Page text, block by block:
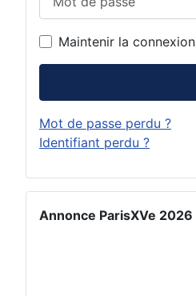
Maintenir la connexion
Mot de passe perdu ?
Identifiant perdu ?
Annonce ParisXVe 2026